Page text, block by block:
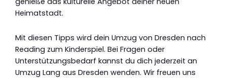
Heimatstadt.
Mit diesen Tipps wird dein Umzug von Dresden nach
Reading zum Kinderspiel. Bei Fragen oder
Unterstützungsbedarf kannst du dich jederzeit an
Umzug Lang aus Dresden wenden. Wir freuen uns